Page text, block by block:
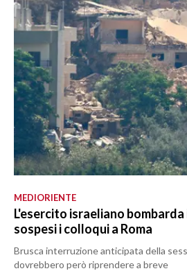
MEDIORIENTE
L'esercito israeliano bombarda
sospesi i colloqui a Roma
Brusca interruzione anticipata della
dovrebbero però riprendere a breve